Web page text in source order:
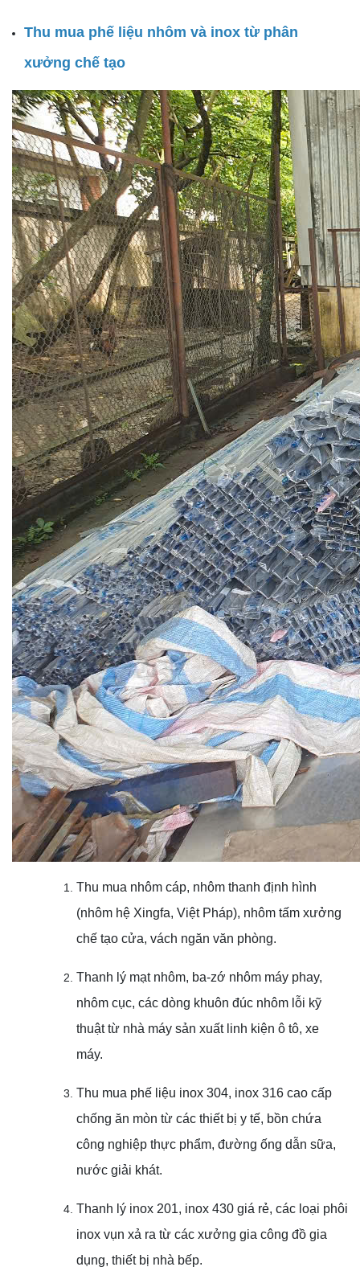
Thu mua phế liệu nhôm và inox từ phân
xưởng chế tạo
Thu mua nhôm cáp, nhôm thanh định hình
(nhôm hệ Xingfa, Việt Pháp), nhôm tấm xưởng
chế tạo cửa, vách ngăn văn phòng.
Thanh lý mạt nhôm, ba-zớ nhôm máy phay,
nhôm cục, các dòng khuôn đúc nhôm lỗi kỹ
thuật từ nhà máy sản xuất linh kiện ô tô, xe
máy.
Thu mua phế liệu inox 304, inox 316 cao cấp
chống ăn mòn từ các thiết bị y tế, bồn chứa
công nghiệp thực phẩm, đường ống dẫn sữa,
nước giải khát.
Thanh lý inox 201, inox 430 giá rẻ, các loại phôi
inox vụn xả ra từ các xưởng gia công đồ gia
dụng, thiết bị nhà bếp.